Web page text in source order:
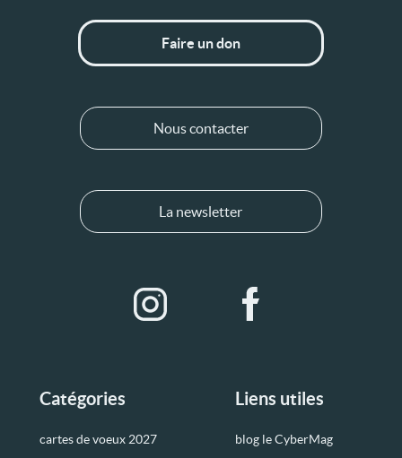
Catégories
cartes de voeux 2027
Liens utiles
blog le CyberMag
Faire un don
Nous contacter
La newsletter